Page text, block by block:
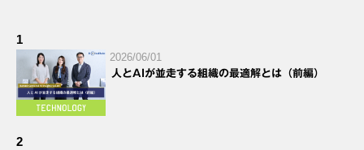
1
2026/06/01
人とAIが並走する組織の最適解とは（前編）
2